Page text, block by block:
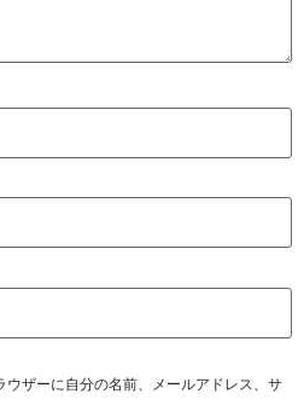
ザーに自分の名前、メールアドレス、サ